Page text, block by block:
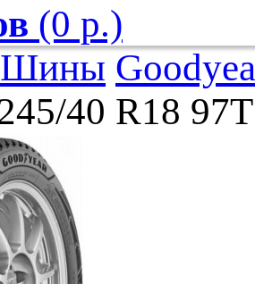
(0 р.)
Шины
40 R18